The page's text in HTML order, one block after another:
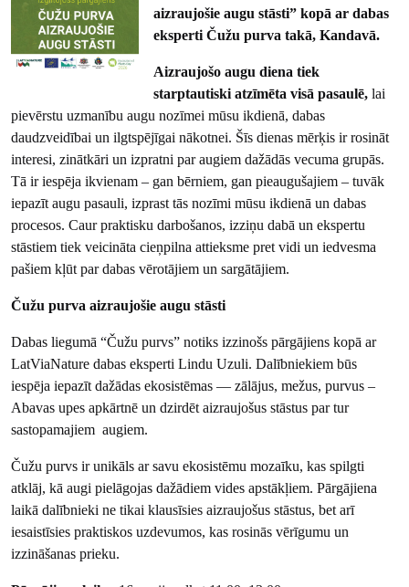
aizraujošie augu stāsti” kopā ar dabas
eksperti Čužu purva takā, Kandavā.
Aizraujošo augu diena tiek
starptautiski atzīmēta visā pasaulē,lai
pievērstu uzmanību augu nozīmei mūsu ikdienā, dabas
daudzveidībai un ilgtspējīgai nākotnei. Šīs dienas mērķis ir rosināt
interesi, zinātkāri un izpratni par augiem dažādās vecuma grupās.
Tā ir iespēja ikvienam – gan bērniem, gan pieaugušajiem – tuvāk
iepazīt augu pasauli, izprast tās nozīmi mūsu ikdienā un dabas
procesos. Caur praktisku darbošanos, izziņu dabā un ekspertu
stāstiem tiek veicināta cieņpilna attieksme pret vidi un iedvesma
pašiem kļūt par dabas vērotājiem un sargātājiem.
Čužu purva aizraujošie augu stāsti
Dabas liegumā “Čužu purvs” notiks izzinošs pārgājiens kopā ar
LatViaNature dabas eksperti Lindu Uzuli. Dalībniekiem būs
iespēja iepazīt dažādas ekosistēmas — zālājus, mežus, purvus –
Abavas upes apkārtnē un dzirdēt aizraujošus stāstus par tur
sastopamajiem augiem.
Čužu purvs ir unikāls ar savu ekosistēmu mozaīku, kas spilgti
atklāj, kā augi pielāgojas dažādiem vides apstākļiem. Pārgājiena
laikā dalībnieki ne tikai klausīsies aizraujošus stāstus, bet arī
iesaistīsies praktiskos uzdevumos, kas rosinās vērīgumu un
izzināšanas prieku.